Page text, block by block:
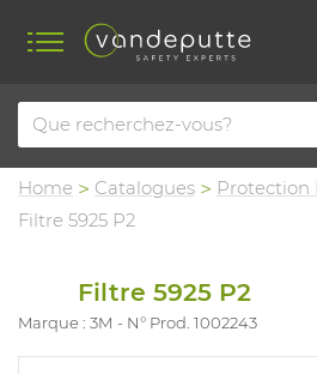
Home Catalogues Protection
Filtre 5925 P2
Filtre 5925 P2
Marque : 3M N° Prod. 1002243